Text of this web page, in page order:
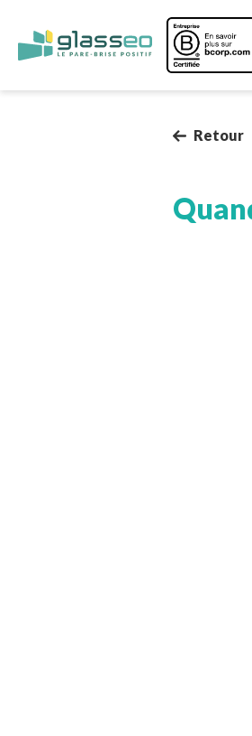
Image
Retour